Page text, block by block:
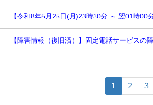
【令和8年5月25日(月)23時30分 ～ 翌01時00
【障害情報（復旧済）】固定電話サービスの
1 2 3